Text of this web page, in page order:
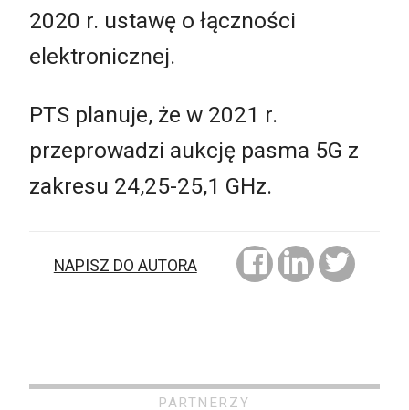
2020 r. ustawę o łączności
elektronicznej.
PTS planuje, że w 2021 r.
przeprowadzi aukcję pasma 5G z
zakresu 24,25-25,1 GHz.
NAPISZ DO AUTORA
PARTNERZY